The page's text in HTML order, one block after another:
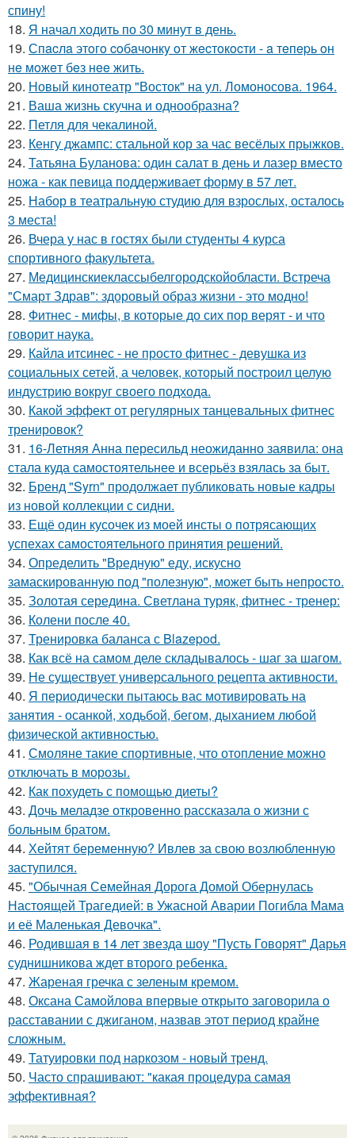
спину!
18. Я начал ходить по 30 минут в день.
19. Спacлa этoгo coбaчoнкy oт жecтoкocти - a тeпepь oн
нe мoжeт бeз нee жить.
20. Новый кинотеатр "Восток" на ул. Ломоносова. 1964.
21. Ваша жизнь скучна и однообразна?
22. Петля для чекалиной.
23. Кенгу джампс: стальной кор за час весёлых прыжков.
24. Татьяна Буланова: один салат в день и лазер вместо
ножа - как певица поддерживает форму в 57 лет.
25. Набор в театральную студию для взрослых, осталось
3 места!
26. Вчера у нас в гостях были студенты 4 курса
спортивного факультета.
27. Медицинскиеклассыбелгородскойобласти. Встреча
"Смарт Здрав": здоровый образ жизни - это модно!
28. Фитнес - мифы, в которые до сих пор верят - и что
говорит наука.
29. Кайла итсинес - не просто фитнес - девушка из
социальных сетей, а человек, который построил целую
индустрию вокруг своего подхода.
30. Какой эффект от регулярных танцевальных фитнес
тренировок?
31. 16-Летняя Анна пересильд неожиданно заявила: она
стала куда самостоятельнее и всерьёз взялась за быт.
32. Бренд "Syrn" продолжает публиковать новые кадры
из новой коллекции с сидни.
33. Ещё один кусочек из моей инсты о потрясающих
успехах самостоятельного принятия решений.
34. Определить "Вредную" еду, искусно
замаскированную под "полезную", может быть непросто.
35. Золотая середина. Светлана туряк, фитнес - тренер:
36. Колени после 40.
37. Тренировка баланса с Blazepod.
38. Как всё на самом деле складывалось - шаг за шагом.
39. Не существует универсального рецепта активности.
40. Я периодически пытаюсь вас мотивировать на
занятия - осанкой, ходьбой, бегом, дыханием любой
физической активностью.
41. Смоляне такие спортивные, что отопление можно
отключать в морозы.
42. Как похудеть с помощью диеты?
43. Дочь меладзе откровенно рассказала о жизни с
больным братом.
44. Хейтят беременную? Ивлев за свою возлюбленную
заступился.
45. "Обычная Семейная Дорога Домой Обернулась
Настоящей Трагедией: в Ужасной Аварии Погибла Мама
и её Маленькая Девочка".
46. Родившая в 14 лет звезда шоу "Пусть Говорят" Дарья
суднишникова ждет второго ребенка.
47. Жареная гречка с зеленым кремом.
48. Оксана Самойлова впервые открыто заговорила о
расставании с джиганом, назвав этот период крайне
сложным.
49. Татуировки под наркозом - новый тренд.
50. Часто спрашивают: "какая процедура самая
эффективная?